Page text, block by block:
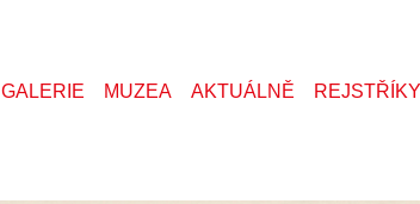
GALERIE MUZEA AKTUÁLNĚ REJSTŘÍKY